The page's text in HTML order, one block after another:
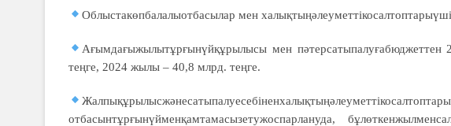
Облыстакөпбалалыотбасылар мен
Ағымдағыжылытұрғынүйқұрылысы мен пәтерсатыпалуғабюджеттен
теңге, 2024 жылы – 40,8 млрд. теңге.
отбасынтұрғынүйменқамтамасызетужоспарлануда,